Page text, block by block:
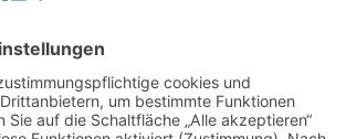
Urlaubsservice
Bücher, Karten & CD's
Ihre Anreise